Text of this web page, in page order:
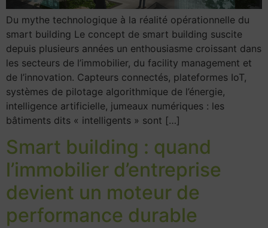
Du mythe technologique à la réalité opérationnelle du
smart building Le concept de smart building suscite
depuis plusieurs années un enthousiasme croissant dans
les secteurs de l’immobilier, du facility management et
de l’innovation. Capteurs connectés, plateformes IoT,
systèmes de pilotage algorithmique de l’énergie,
intelligence artificielle, jumeaux numériques : les
bâtiments dits « intelligents » sont […]
Smart building : quand
l’immobilier d’entreprise
devient un moteur de
performance durable